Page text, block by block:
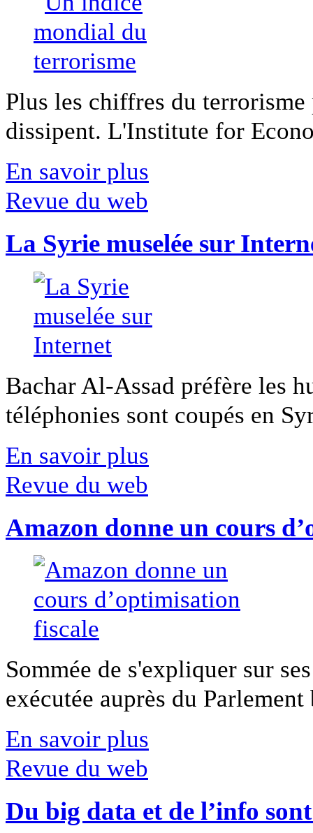
Plus les chiffres du
dissipent. L'Institute for
En savoir plus
Revue du web
La Syrie muselée sur
Bachar Al-Assad préfère les
téléphonies sont coupés en
En savoir plus
Revue du web
Amazon donne un cours
Sommée de s'expliquer sur
exécutée auprès du
En savoir plus
Revue du web
Du big data et de l’info